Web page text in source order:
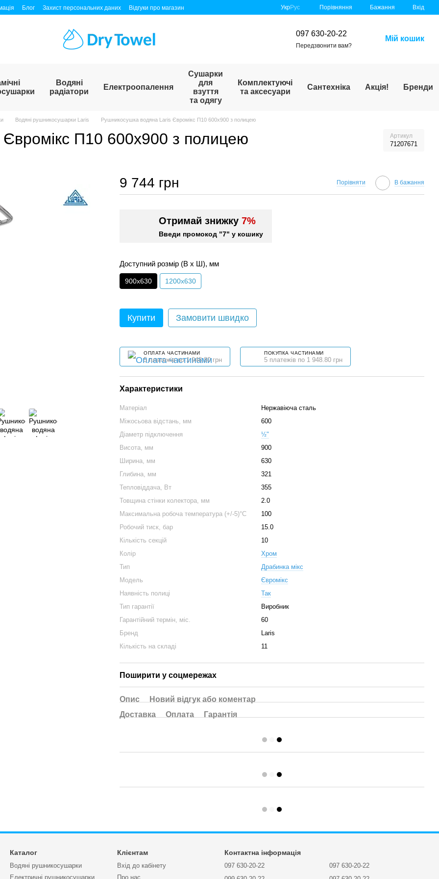
Блог Захист персональних даних
Відгуки про магазин
УкрРус Порівняння Бажання Вхід
097 630-20-22
Передзвонити вам?
Мій кошик
Водяні
радіатори
Електроопалення
Сушарки
для
взуття
та одягу
Комплектуючі
та аксесуари
Сантехніка Акція! Бренди
Водяні рушникосушарки Laris Рушникосушка водяна Laris Євромікс П10 600х900 з полицею
П10 600х900 з полицею Артикул
71207671
9 744 грн Порівняти В бажання
Отримай знижку 7%
Введи промокод "7" у кошику
Доступний розмір (В x Ш), мм
900х630 1200х630
Купити Замовити швидко
ОПЛАТА ЧАСТИНАМИ
5 платежів по 1 948.80 грн
ПОКУПКА ЧАСТИНАМИ
5 платежів по 1 948.80 грн
Характеристики
Матеріал
Нержавіюча сталь
Міжосьова відстань, мм
600
Діаметр підключення
½"
Висота, мм
900
Ширина, мм
630
Глибина, мм
321
Тепловіддача, Вт
355
Товщина стінки колектора, мм
2.0
Максимальна робоча температура (+/-5)°C
100
Робочий тиск, бар
15.0
Кількість секцій
10
Колір
Хром
Тип
Драбинка мікс
Модель
Євромікс
Наявність полиці
Так
Тип гарантії
Виробник
Гарантійний термін, міс.
60
Бренд
Laris
Кількість на складі
11
Поширити у соцмережах
Опис
Новий відгук або коментар
Доставка
Оплата Гарантія
Каталог
Водяні рушникосушарки
Електричні рушникосушарки
Клієнтам
Вхід до кабінету
Про нас
Контактна інформація
097 630-20-22
097 630-20-22